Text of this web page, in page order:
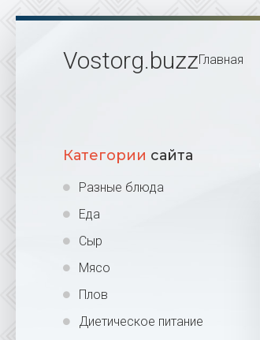
Vostorg.buzzГлавная
Категории сайта
Разные блюда
Еда
Сыр
Мясо
Плов
Диетическое питание